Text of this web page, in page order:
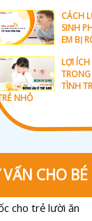
CÁCH
SINH
EM BỊ
LỢI
TÌNH
NHỎ
CHO BÉ
cho trẻ lười ăn